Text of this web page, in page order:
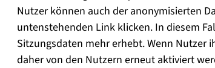
Nutzer können auch der anonymisierten
untenstehenden Link klicken. In diesem
Sitzungsdaten mehr erhebt. Wenn Nutzer
daher von den Nutzern erneut aktiviert